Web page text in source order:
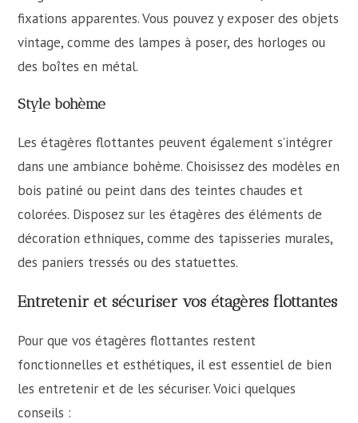
fixations apparentes. Vous pouvez y exposer des objets
vintage, comme des lampes à poser, des horloges ou
des boîtes en métal.
Style bohème
Les étagères flottantes peuvent également s’intégrer
dans une ambiance bohème. Choisissez des modèles en
bois patiné ou peint dans des teintes chaudes et
colorées. Disposez sur les étagères des éléments de
décoration ethniques, comme des tapisseries murales,
des paniers tressés ou des statuettes.
Entretenir et sécuriser vos étagères flottantes
Pour que vos étagères flottantes restent
fonctionnelles et esthétiques, il est essentiel de bien
les entretenir et de les sécuriser. Voici quelques
conseils :